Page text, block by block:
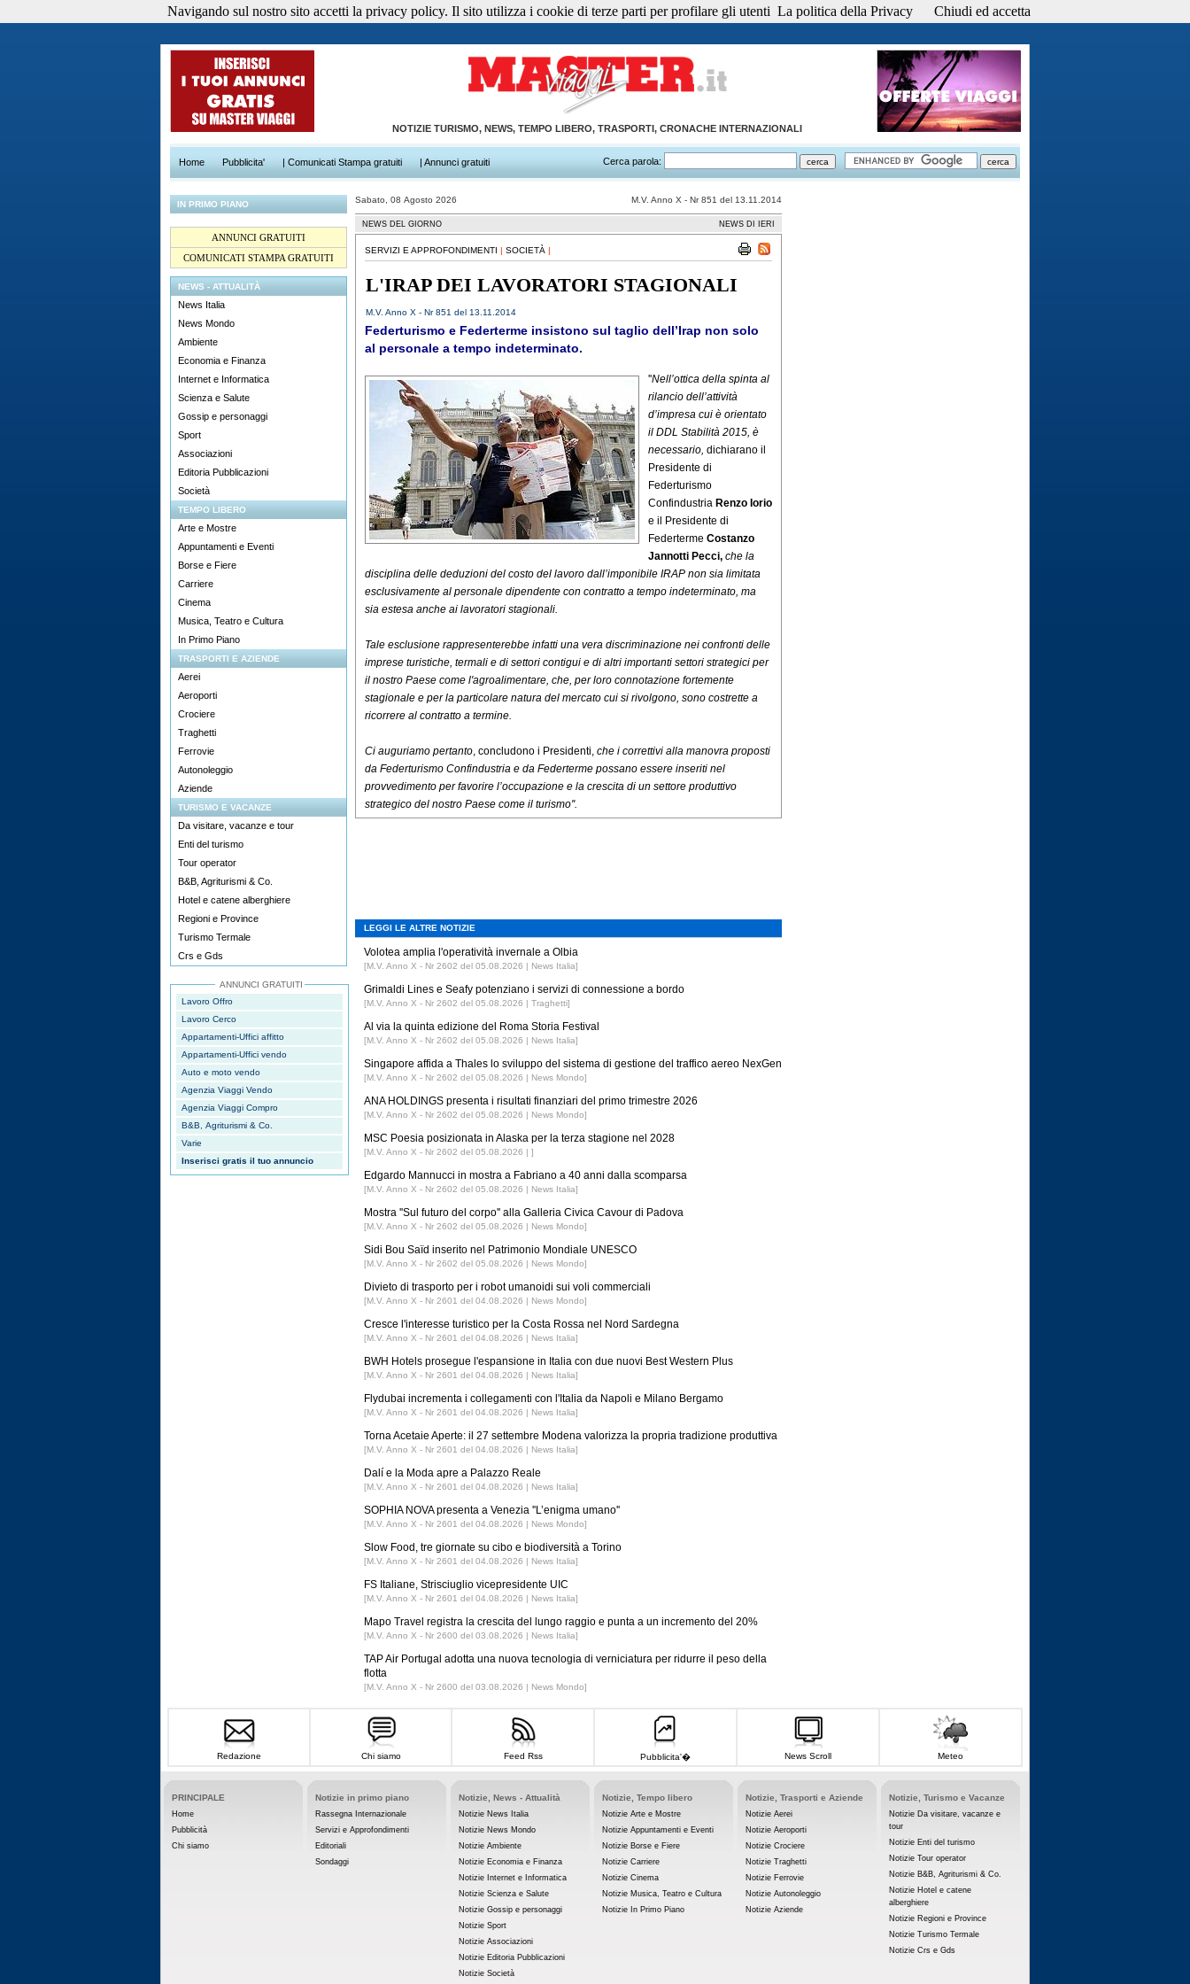
NOTIZIE TURISMO, NEWS, TEMPO LIBERO, TRASPORTI, CRONACHE INTERNAZIONALI
Home Pubblicita' | Comunicati Stampa gratuiti | Annunci gratuiti Cerca parola:
IN PRIMO PIANO
ANNUNCI GRATUITI
COMUNICATI STAMPA GRATUITI
NEWS - ATTUALITÀ
News Italia
News Mondo
Ambiente
Economia e Finanza
Internet e Informatica
Scienza e Salute
Gossip e personaggi
Sport
Associazioni
Editoria Pubblicazioni
Società
TEMPO LIBERO
Arte e Mostre
Appuntamenti e Eventi
Borse e Fiere
Carriere
Cinema
Musica, Teatro e Cultura
In Primo Piano
TRASPORTI E AZIENDE
Aerei
Aeroporti
Crociere
Traghetti
Ferrovie
Autonoleggio
Aziende
TURISMO E VACANZE
Da visitare, vacanze e tour
Enti del turismo
Tour operator
B&B, Agriturismi & Co.
Hotel e catene alberghiere
Regioni e Province
Turismo Termale
Crs e Gds
ANNUNCI GRATUITI
Lavoro Offro
Lavoro Cerco
Appartamenti-Uffici affitto
Appartamenti-Uffici vendo
Auto e moto vendo
Agenzia Viaggi Vendo
Agenzia Viaggi Compro
B&B, Agriturismi & Co.
Varie
Inserisci gratis il tuo annuncio
Sabato, 08 Agosto 2026 M.V. Anno X - Nr 851 del 13.11.2014
NEWS DEL GIORNO NEWS DI IERI
SERVIZI E APPROFONDIMENTI | SOCIETÀ |
L'IRAP DEI LAVORATORI STAGIONALI
M.V. Anno X - Nr 851 del 13.11.2014
Federturismo e Federterme insistono sul taglio dell’Irap non solo
al personale a tempo indeterminato.
''Nell’ottica della spinta al
rilancio dell’attività
d’impresa cui è orientato
il DDL Stabilità 2015, è
necessario, dichiarano il
Presidente di
Federturismo
Confindustria Renzo Iorio
e il Presidente di
Federterme Costanzo
Jannotti Pecci, che la
disciplina delle deduzioni del costo del lavoro dall’imponibile IRAP non sia limitata
esclusivamente al personale dipendente con contratto a tempo indeterminato, ma
sia estesa anche ai lavoratori stagionali.
Tale esclusione rappresenterebbe infatti una vera discriminazione nei confronti delle
imprese turistiche, termali e di settori contigui e di altri importanti settori strategici per
il nostro Paese come l'agroalimentare, che, per loro connotazione fortemente
stagionale e per la particolare natura del mercato cui si rivolgono, sono costrette a
ricorrere al contratto a termine.
Ci auguriamo pertanto, concludono i Presidenti, che i correttivi alla manovra proposti
da Federturismo Confindustria e da Federterme possano essere inseriti nel
provvedimento per favorire l’occupazione e la crescita di un settore produttivo
strategico del nostro Paese come il turismo''.
LEGGI LE ALTRE NOTIZIE
Volotea amplia l'operatività invernale a Olbia
[M.V. Anno X - Nr 2602 del 05.08.2026 | News Italia]
Grimaldi Lines e Seafy potenziano i servizi di connessione a bordo
[M.V. Anno X - Nr 2602 del 05.08.2026 | Traghetti]
Al via la quinta edizione del Roma Storia Festival
[M.V. Anno X - Nr 2602 del 05.08.2026 | News Italia]
Singapore affida a Thales lo sviluppo del sistema di gestione del traffico aereo NexGen
[M.V. Anno X - Nr 2602 del 05.08.2026 | News Mondo]
ANA HOLDINGS presenta i risultati finanziari del primo trimestre 2026
[M.V. Anno X - Nr 2602 del 05.08.2026 | News Mondo]
MSC Poesia posizionata in Alaska per la terza stagione nel 2028
[M.V. Anno X - Nr 2602 del 05.08.2026 | ]
Edgardo Mannucci in mostra a Fabriano a 40 anni dalla scomparsa
[M.V. Anno X - Nr 2602 del 05.08.2026 | News Italia]
Mostra ''Sul futuro del corpo'' alla Galleria Civica Cavour di Padova
[M.V. Anno X - Nr 2602 del 05.08.2026 | News Mondo]
Sidi Bou Saïd inserito nel Patrimonio Mondiale UNESCO
[M.V. Anno X - Nr 2602 del 05.08.2026 | News Mondo]
Divieto di trasporto per i robot umanoidi sui voli commerciali
[M.V. Anno X - Nr 2601 del 04.08.2026 | News Mondo]
Cresce l'interesse turistico per la Costa Rossa nel Nord Sardegna
[M.V. Anno X - Nr 2601 del 04.08.2026 | News Italia]
BWH Hotels prosegue l'espansione in Italia con due nuovi Best Western Plus
[M.V. Anno X - Nr 2601 del 04.08.2026 | News Italia]
Flydubai incrementa i collegamenti con l'Italia da Napoli e Milano Bergamo
[M.V. Anno X - Nr 2601 del 04.08.2026 | News Italia]
Torna Acetaie Aperte: il 27 settembre Modena valorizza la propria tradizione produttiva
[M.V. Anno X - Nr 2601 del 04.08.2026 | News Italia]
Dalí e la Moda apre a Palazzo Reale
[M.V. Anno X - Nr 2601 del 04.08.2026 | News Italia]
SOPHIA NOVA presenta a Venezia ''L’enigma umano''
[M.V. Anno X - Nr 2601 del 04.08.2026 | News Mondo]
Slow Food, tre giornate su cibo e biodiversità a Torino
[M.V. Anno X - Nr 2601 del 04.08.2026 | News Italia]
FS Italiane, Strisciuglio vicepresidente UIC
[M.V. Anno X - Nr 2601 del 04.08.2026 | News Italia]
Mapo Travel registra la crescita del lungo raggio e punta a un incremento del 20%
[M.V. Anno X - Nr 2600 del 03.08.2026 | News Italia]
TAP Air Portugal adotta una nuova tecnologia di verniciatura per ridurre il peso della
flotta
[M.V. Anno X - Nr 2600 del 03.08.2026 | News Mondo]
Redazione Chi siamo Feed Rss Pubblicita'� News Scroll Meteo
PRINCIPALE
Home
Pubblicità
Chi siamo
Notizie in primo piano
Rassegna Internazionale
Servizi e Approfondimenti
Editoriali
Sondaggi
Notizie, News - Attualità
Notizie News Italia
Notizie News Mondo
Notizie Ambiente
Notizie Economia e Finanza
Notizie Internet e Informatica
Notizie Scienza e Salute
Notizie Gossip e personaggi
Notizie Sport
Notizie Associazioni
Notizie Editoria Pubblicazioni
Notizie Società
Notizie, Tempo libero
Notizie Arte e Mostre
Notizie Appuntamenti e Eventi
Notizie Borse e Fiere
Notizie Carriere
Notizie Cinema
Notizie Musica, Teatro e Cultura
Notizie In Primo Piano
Notizie, Trasporti e Aziende
Notizie Aerei
Notizie Aeroporti
Notizie Crociere
Notizie Traghetti
Notizie Ferrovie
Notizie Autonoleggio
Notizie Aziende
Notizie, Turismo e Vacanze
Notizie Da visitare, vacanze e
tour
Notizie Enti del turismo
Notizie Tour operator
Notizie B&B, Agriturismi & Co.
Notizie Hotel e catene
alberghiere
Notizie Regioni e Province
Notizie Turismo Termale
Notizie Crs e Gds
Navigando sul nostro sito accetti la privacy policy. Il sito utilizza i cookie di terze parti per profilare gli utenti La politica della Privacy Chiudi ed accetta